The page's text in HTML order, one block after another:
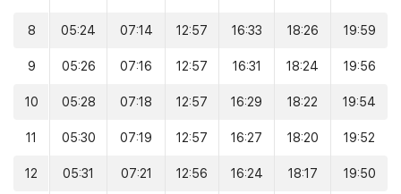
8 05:24 07:14 12:57 16:33 18:26 19:59
9 05:26 07:16 12:57 16:31 18:24 19:56
10 05:28 07:18 12:57 16:29 18:22 19:54
11 05:30 07:19 12:57 16:27 18:20 19:52
12 05:31 07:21 12:56 16:24 18:17 19:50